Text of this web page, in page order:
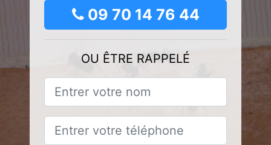
09 70 14 76 44
OU ÊTRE RAPPELÉ